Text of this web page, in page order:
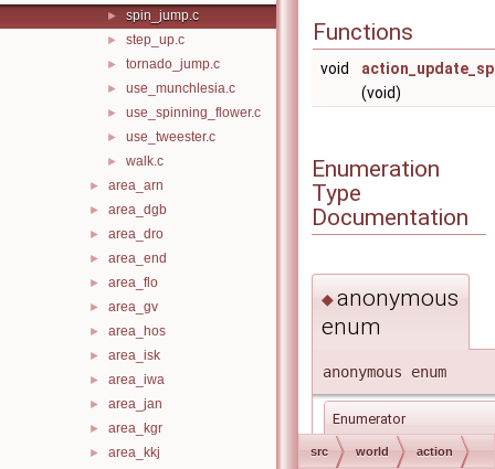
► spin_jump.c
► step_up.c
► tornado_jump.c
► use_munchlesia.c
► use_spinning_flower.c
► use_tweester.c
► walk.c
► area_arn
► area_dgb
► area_dro
► area_end
► area_flo
► area_gv
► area_hos
► area_isk
► area_iwa
► area_jan
► area_kgr
► area_kkj
Functions
void
(void)
Enumeration
Type
Documentation
◆anonymous
enum
anonymous enum
Enumerator
SUBSTATE_SPIN
src world action